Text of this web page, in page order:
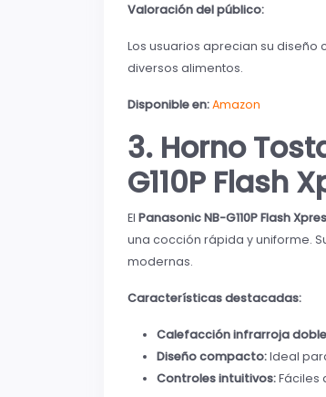
Valoración del público:
Los usuarios aprecian su
diversos alimentos.
Disponible en:Amazon
3. Horno
G110P Flash
El Panasonic NB-G110P Flash
una cocción rápida y uniforme.
modernas.
Características destacadas:
Calefacción infrarroja
Diseño compacto:Ideal
Controles intuitivos:Fáciles